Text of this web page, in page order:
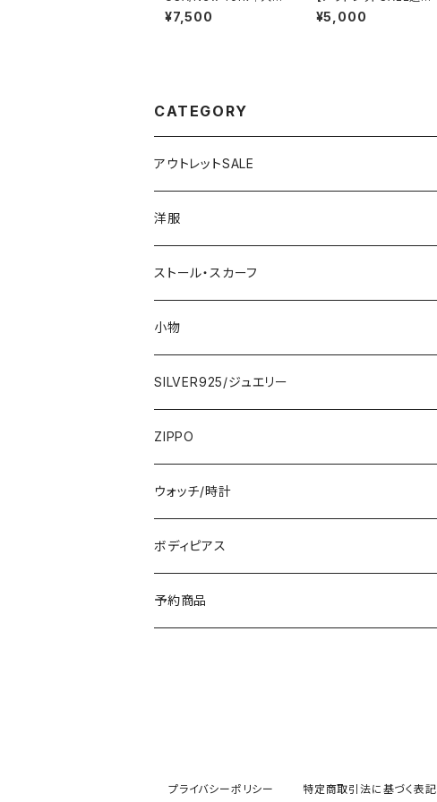
粒・CZ/キュービックジ
ルコニア アンティークデ
¥7,500
交換不可8/20まで】フ
ランス製インポートワン
¥5,000
CATEGORY
アウトレットSALE
1000円
2000円
3000円
5000円
7000円
洋服
インポートワンピース
ロング・マキシ
ひざ・ミディ
トップス・カーディガン・アウター
カーディガン
イタリア製ジャケット
その他のアウター
スカート・パンツ
ストール・スカーフ
大判ストール・ロングスカーフ
小さめスカーフ
コットンストール・スカーフ
冬物・マフラー
小物
SILVER925/ジュエリー
指輪・リング
ネックレス・ペンダントトップ
ピアス・イヤリング
ブレスレット・バングル
ZIPPO
ウォッチ/時計
ボディピアス
予約商品
プライバシーポリシー 特定商取引法に基づく表記